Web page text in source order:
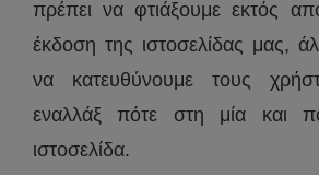
πρέπει να φτιάξουμε εκτός
έκδοση της ιστοσελίδας μας,
να κατευθύνουμε τους
εναλλάξ πότε στη μία και
ιστοσελίδα.